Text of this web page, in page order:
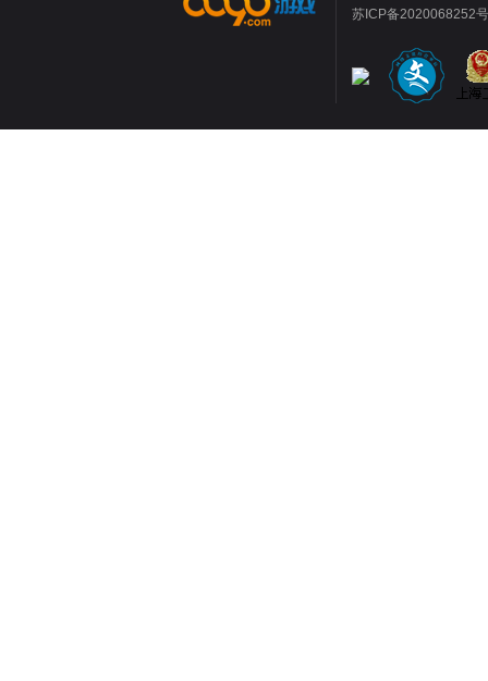
苏ICP备2020068252